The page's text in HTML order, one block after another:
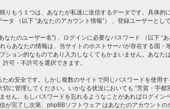
もう１つは、あなたが私達に送信するデータです。具体的
タ （以下 “あなたのアカウント情報”） 、登録ユーザーとし
たのユーザー名”) 、ログインに必要なパスワード （以下 “
らあなたの情報は、当サイトのホストサーバが存在する国
ション的なものであり入力しなくてもかまいません。あな
可・不許可を選択できます。
め安全です。しかし複数のサイトで同じパスワードを使用
に管理してください。いかなる状況においても “芳賀・宇
ん。もしパスワードを忘れるようなことがあればログイ
完了し次第、phpBBソフトウェア はあなたのアカウントの